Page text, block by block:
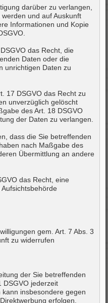
darüber zu verlangen,
und auf Auskunft
Informationen und Kopie
das Recht, die
Daten oder die
unrichtigen Daten zu
17 DSGVO das Recht zu
unverzüglich gelöscht
des Art. 18 DSGVO
der Daten zu verlangen.
dass die Sie betreffenden
nach Maßgabe des
Übermittlung an andere
das Recht, eine
gem. Art. 7 Abs. 3
zu widerrufen
der Sie betreffenden
DSGVO jederzeit
insbesondere gegen
erfolgen.